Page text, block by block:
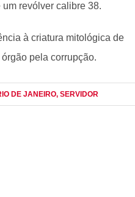
revólver calibre 38.
à criatura mitológica de
pela corrupção.
DE JANEIRO, SERVIDOR